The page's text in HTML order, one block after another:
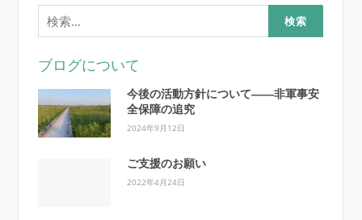
検
索:
ブログについて
今後の活動方針について――非軍事安
全保障の追究
2024年9月12日
ご支援のお願い
2022年4月24日